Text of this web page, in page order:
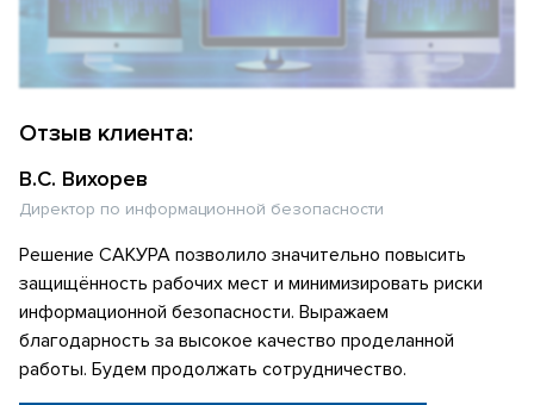
Отзыв клиента:
В.С. Вихорев
Директор по информационной безопасности
Решение САКУРА позволило значительно повысить
защищённость рабочих мест и минимизировать риски
информационной безопасности. Выражаем
благодарность за высокое качество проделанной
работы. Будем продолжать сотрудничество.